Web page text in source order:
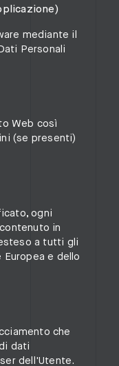
mediante il
Personali
Web così
(se presenti)
ogni
in
a tutti gli
Europea e dello
che
dati
dell'Utente.